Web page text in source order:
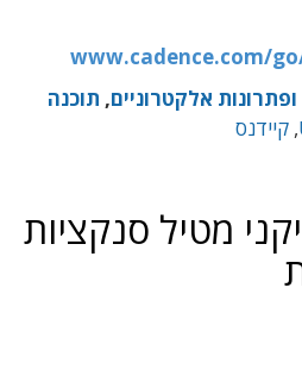
www.cadence.com/
אלקטרוניים, תוכנה
, קיידנס
מטיל סנקציות